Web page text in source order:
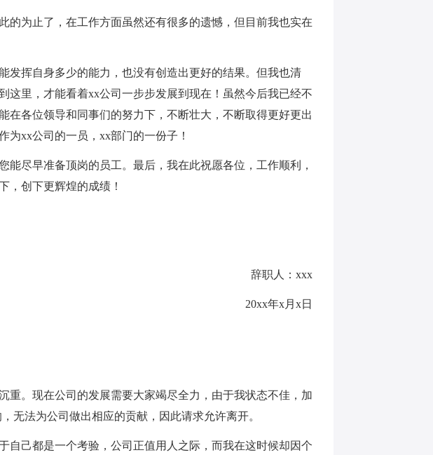
为止了，在工作方面虽然还有很多的遗憾，但目前我也实在
挥自身多少的能力，也没有创造出更好的结果。但我也清
这里，才能看着xx公司一步步发展到现在！虽然今后我已经不
在各位领导和同事们的努力下，不断壮大，不断取得更好更出
为xx公司的一员，xx部门的一份子！
尽早准备顶岗的员工。最后，我在此祝愿各位，工作顺利，
，创下更辉煌的成绩！
辞职人：xxx
20xx年x月x日
。现在公司的发展需要大家竭尽全力，由于我状态不佳，加
无法为公司做出相应的贡献，因此请求允许离开。
己都是一个考验，公司正值用人之际，而我在这时候却因个